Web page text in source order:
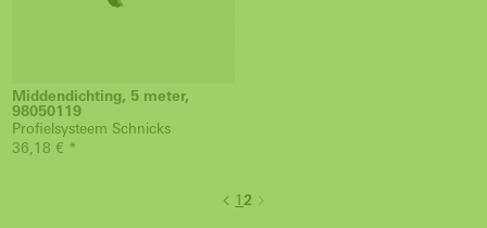
Middendichting, 5 meter,
98050119
Profielsysteem Schnicks
36,18 € *
1 2